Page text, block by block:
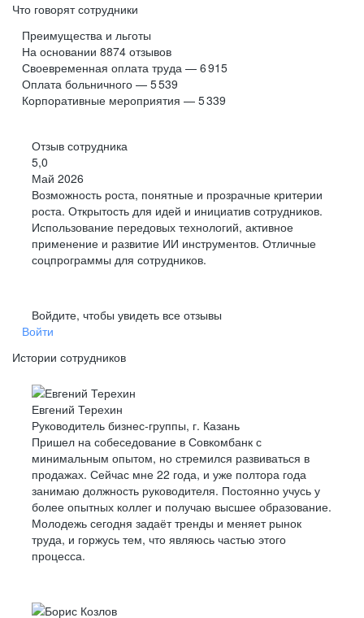
Что говорят сотрудники
Преимущества и льготы
На основании 8874 отзывов
Своевременная оплата труда — 6 915
Оплата больничного — 5 539
Корпоративные мероприятия — 5 339
Отзыв сотрудника
5,0
Май 2026
Возможность роста, понятные и прозрачные критерии
роста. Открытость для идей и инициатив сотрудников.
Использование передовых технологий, активное
применение и развитие ИИ инструментов. Отличные
соцпрограммы для сотрудников.
Войдите, чтобы увидеть все отзывы
Войти
Истории сотрудников
Евгений Терехин
Руководитель бизнес-группы, г. Казань
Пришел на собеседование в Совкомбанк с
минимальным опытом, но стремился развиваться в
продажах. Сейчас мне 22 года, и уже полтора года
занимаю должность руководителя. Постоянно учусь у
более опытных коллег и получаю высшее образование.
Молодежь сегодня задаёт тренды и меняет рынок
труда, и горжусь тем, что являюсь частью этого
процесса.